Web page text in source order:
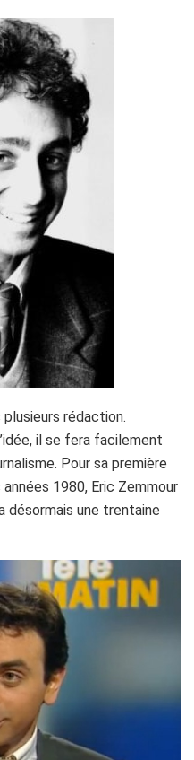
plusieurs rédaction.
il se fera facilement
Pour sa première
1980, Eric Zemmour
désormais une trentaine